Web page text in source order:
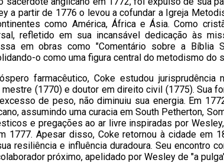
a partir de 1776 o levou a cofundar a Igreja
como América, África e Ásia. Como
refletido em sua incansável dedicação às
em obras como "Comentário sobre a Bíblia
o como uma figura central do metodismo do
farmacêutico, Coke estudou
mestre (1770) e doutor em direito civil (1775). Sua
de peso, não diminuiu sua energia. Em
assumindo uma curacia em South Petherton,
e pregações ao ar livre inspiradas por
1777. Apesar disso, Coke retornou à cidade em
resiliência e influência duradoura. Seu encontro
próximo, apelidado por Wesley de "a